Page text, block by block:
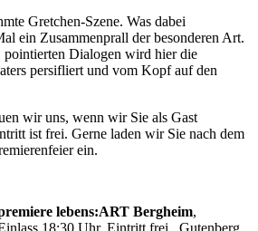
Gretchen-Szene. Was dabei
ein Zusammenprall der besonderen Art.
pointierten Dialogen wird hier die
persifliert und vom Kopf auf den
wir uns, wenn wir Sie als Gast
ist frei. Gerne laden wir Sie nach dem
ein.
lebens:ART Bergheim,
18:30 Uhr. Eintritt frei., Gutenberg